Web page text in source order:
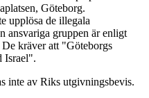
Göteborg.
upplösa de illegala
ansvariga gruppen är enligt
kräver att "Göteborgs
Israel".
inte av Riks utgivningsbevis.